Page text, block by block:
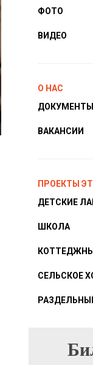
ФОТО
ВИДЕО
О НАС
ДОКУМЕНТЫ
ВАКАНСИИ
ПРОЕКТЫ
ДЕТСКИЕ
ШКОЛА
СЕЛЬСКОЕ